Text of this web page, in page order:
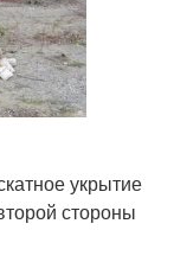
укрытие
стороны